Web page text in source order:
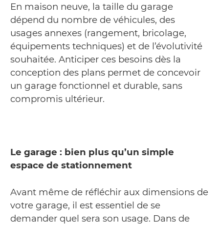
En maison neuve, la taille du garage
dépend du nombre de véhicules, des
usages annexes (rangement, bricolage,
équipements techniques) et de l’évolutivité
souhaitée. Anticiper ces besoins dès la
conception des plans permet de concevoir
un garage fonctionnel et durable, sans
compromis ultérieur.
Le garage : bien plus qu’un simple
espace de stationnement
Avant même de réfléchir aux dimensions de
votre garage, il est essentiel de se
demander quel sera son usage. Dans de